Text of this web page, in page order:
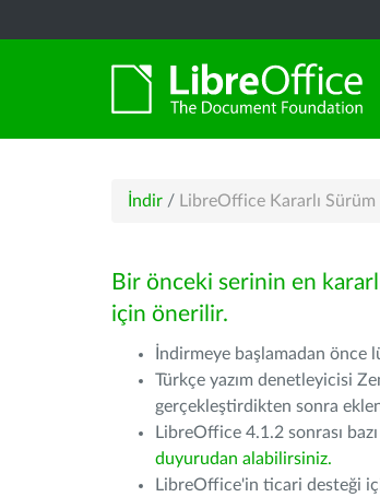
İndir / LibreOffice Kararlı Sürüm
Bir önceki serinin en
için önerilir.
İndirmeye başlamadan önce
Türkçe yazım denetleyicisi
gerçekleştirdikten sonra
LibreOffice 4.1.2 sonrası
duyurudan alabilirsiniz.
LibreOffice'in ticari desteği